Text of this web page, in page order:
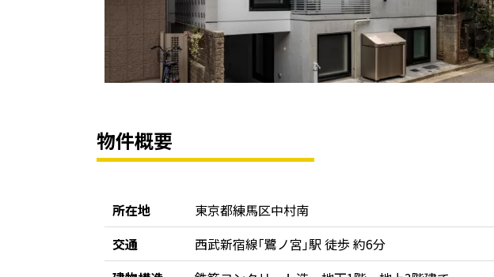
物件概要
所在地
東京都練馬区中村南
交通
西武新宿線｢鷺ノ宮｣駅 徒歩 約6分